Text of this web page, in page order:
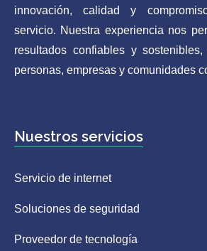
innovación, calidad y
servicio. Nuestra experiencia nos
resultados confiables y sostenibles,
personas, empresas y comunidades
Nuestros servicios
Servicio de internet
Soluciones de seguridad
Proveedor de tecnología